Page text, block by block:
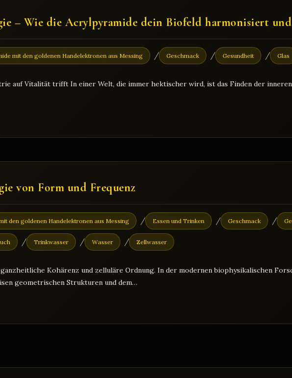
– Wie die Acrylpyramide dein Biofeld harmonisiert
mit den goldenen Handelektronen aus Messing / Geschmack / Gesundheit / Glas
auf Vitalität trifft In einer Welt, die immer hektischer wird, ist das Finden der
von Form und Frequenz
den goldenen Handelektronen aus Messing / Essen und Trinken / Geschmack /
/ Trinkwasser / Wasser / Zellwasser
Kohärenz und zelluläre Ordnung. In der modernen biophysikalischen
geometrischen Strukturen und dem…